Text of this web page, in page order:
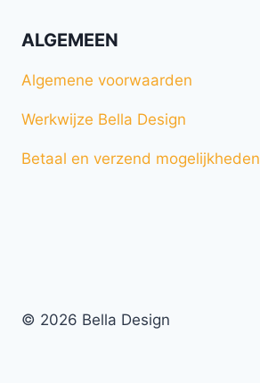
ALGEMEEN
Algemene voorwaarden
Werkwijze Bella Design
Betaal en verzend mogelijkheden
© 2026 Bella Design